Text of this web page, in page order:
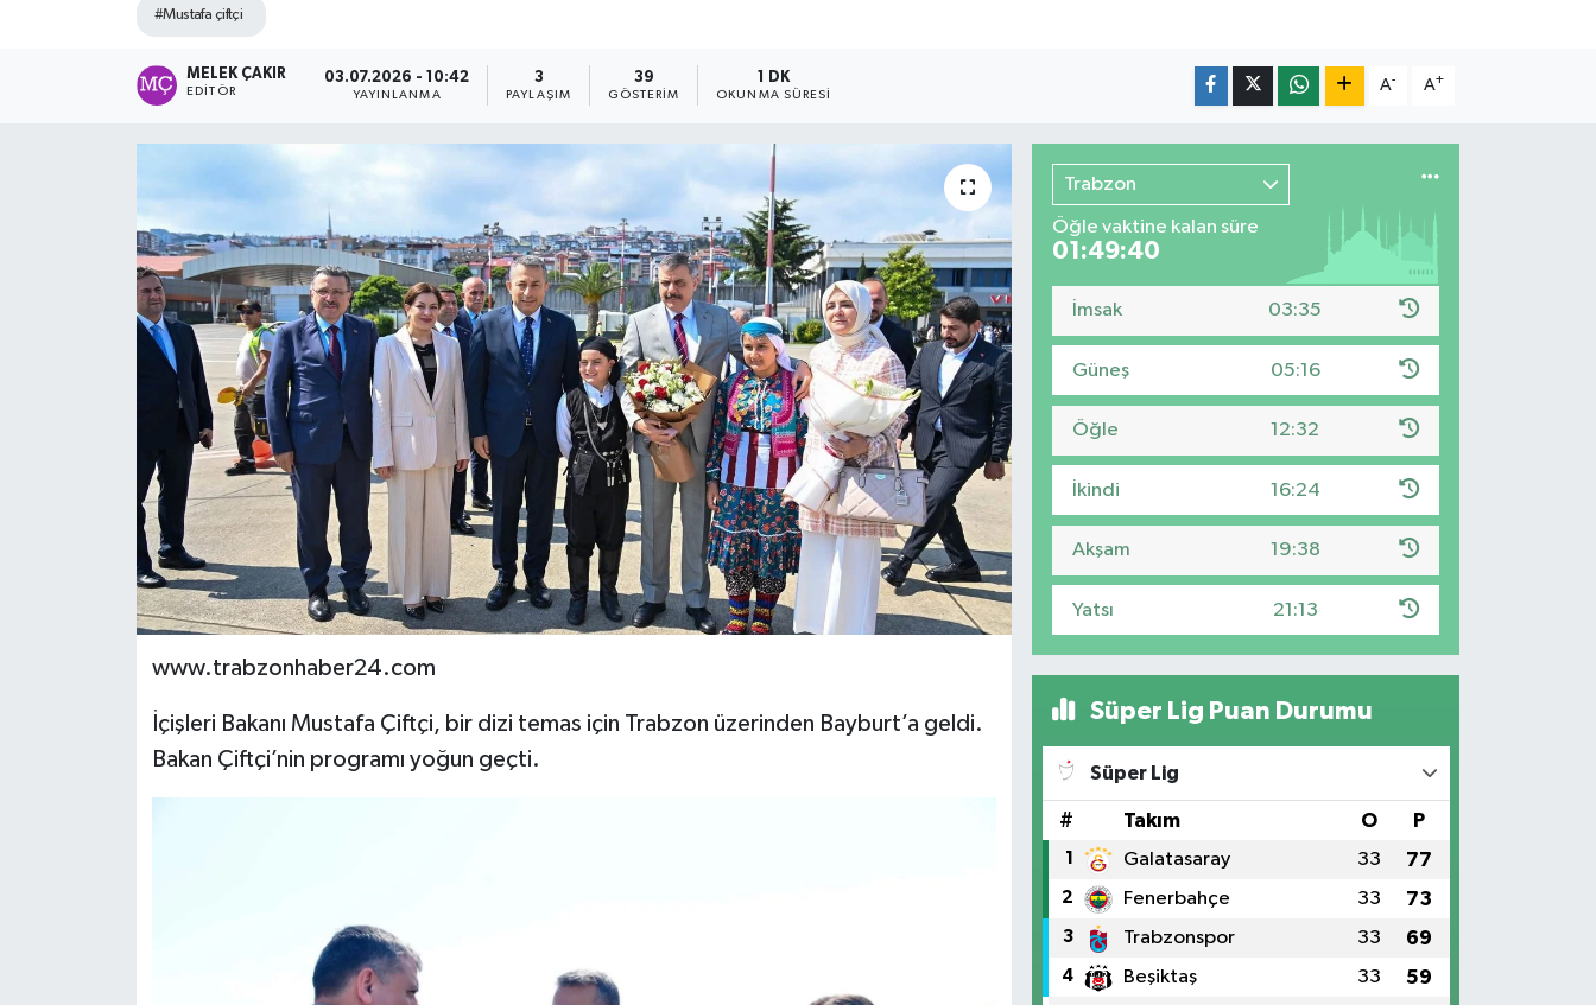
#Mustafa çiftçi
MELEK ÇAKIR
EDITÖR
03.07.2026 - 10:42
YAYINLANMA
3
PAYLAŞIM
39
GÖSTERIM
1 DK
OKUNMA SÜRESI
A- A+
www.trabzonhaber24.com
İçişleri Bakanı Mustafa Çiftçi, bir dizi temas için Trabzon üzerinden Bayburt’a geldi.
Bakan Çiftçi’nin programı yoğun geçti.
Trabzon
Öğle vaktine kalan süre
01:49:38
İmsak 03:35
Güneş 05:16
Öğle 12:32
İkindi 16:24
Akşam 19:38
Yatsı 21:13
Süper Lig Puan Durumu
Süper Lig
# Takım O P
1 Galatasaray 33 77
2 Fenerbahçe 33 73
3 Trabzonspor 33 69
4 Beşiktaş 33 59